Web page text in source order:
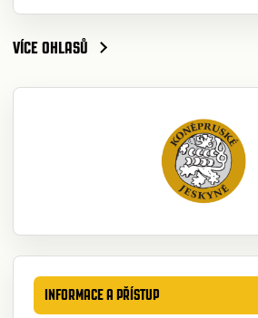
VÍCE OHLASŮ
INFORMACE A PŘÍSTUP